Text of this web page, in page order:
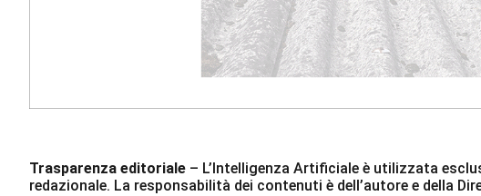
Trasparenza editoriale – L’Intelligenza Artificiale è utilizzata
redazionale. La responsabilità dei contenuti è dell’autore e della